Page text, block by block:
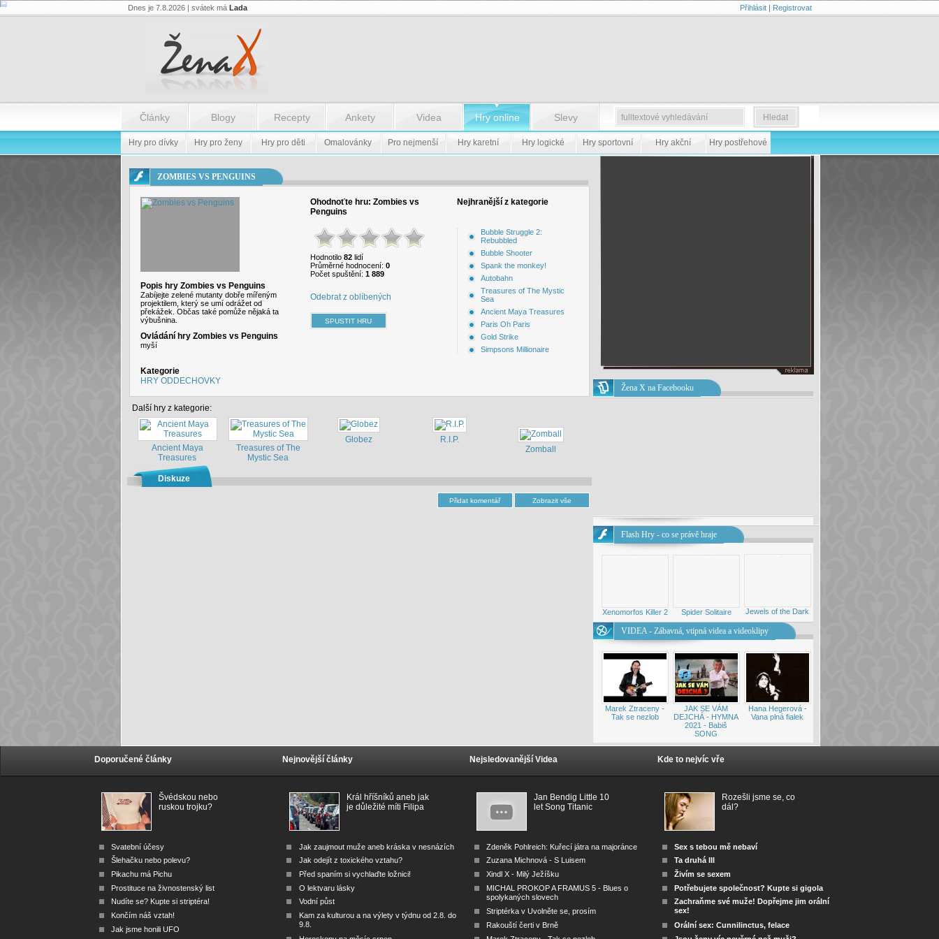
Flash.nazev
Dnes je 7.8.2026 | svátek má Lada Přihlásit| Registrovat
Články Blogy Recepty Ankety Videa Hry online Slevy
Hry pro dívky Hry pro ženy Hry pro děti Omalovánky Pro nejmenší Hry karetní Hry logické Hry sportovní Hry akční Hry postřehové
ZOMBIES VS PENGUINS
Popis hry Zombies vs Penguins
Zabíjejte zelené mutanty dobře mířeným
projektilem, který se umí odrážet od
překážek. Občas také pomůže nějaká ta
výbušnina.
Ovládání hry Zombies vs Penguins
myší
Kategorie
HRY ODDECHOVKY
Ohodnoťte hru: Zombies vs
Penguins
Hodnotilo 82lidí
Průměrné hodnocení: 0
Počet spuštění: 1 889
Odebrat z oblíbených
Nejhranější z kategorie
Bubble Struggle 2:
Rebubbled
Bubble Shooter
Spank the monkey!
Autobahn
Treasures of The Mystic
Sea
Ancient Maya Treasures
Paris Oh Paris
Gold Strike
Simpsons Millionaire
Další hry z kategorie:
Ancient Maya
Treasures
Treasures of The
Mystic Sea
Globez
R.I.P.
Zomball
Diskuze
Žena X na Facebooku
Flash Hry - co se právě hraje
Jewels of the Dark
Spider Solitaire
Xenomorfos Killer 2
VIDEA - Zábavná, vtipná videa a videoklipy
Hana Hegerová -
Vana plná fialek
JAK SE VÁM
DEJCHÁ - HYMNA
2021 - Babiš
SONG
Marek Ztraceny -
Tak se nezlob
Doporučené články
Švédskou nebo
ruskou trojku?
Svatební účesy
Šlehačku nebo polevu?
Pikachu má Pichu
Prostituce na živnostenský list
Nudíte se? Kupte si striptéra!
Končím náš vztah!
Jak jsme honili UFO
Nejnovější články
Král hříšníků aneb jak
je důležité míti Filipa
Jak zaujmout muže aneb kráska v nesnázích
Jak odejít z toxického vztahu?
Před spaním si vychlaďte ložnici!
O lektvaru lásky
Vodní půst
Kam za kulturou a na výlety v týdnu od 2.8. do
9.8.
Nejsledovanější Videa
Jan Bendig Little 10
let Song Titanic
Zdeněk Pohlreich: Kuřecí játra na majoránce
Zuzana Michnová - S Luisem
Xindl X - Milý Ježíšku
MICHAL PROKOP A FRAMUS 5 - Blues o
spolykaných slovech
Striptérka v Uvolněte se, prosím
Rakouští čerti v Brně
Kde to nejvíc vře
Rozešli jsme se, co
dál?
Sex s tebou mě nebaví
Ta druhá III
Živím se sexem
Potřebujete společnost? Kupte si gigola
Zachraňme své muže! Dopřejme jim orální
sex!
Orální sex: Cunnilinctus, felace